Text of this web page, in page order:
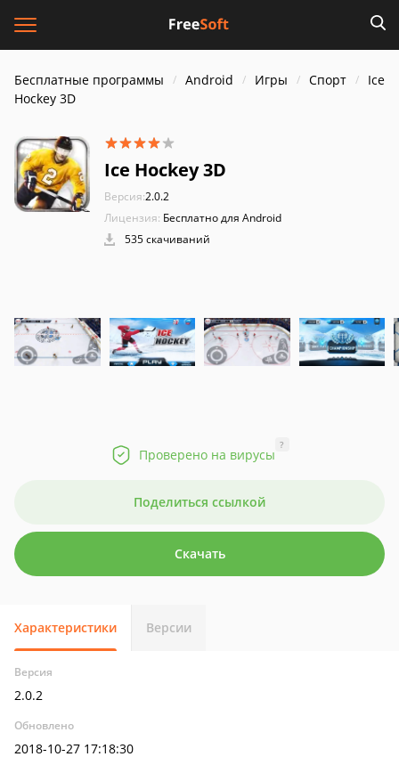
Бесплатные программы Android Игры Спорт
Ice
Hockey 3D
Ice Hockey 3D
Версия:2.0.2
Лицензия: Бесплатно для Android
535 скачиваний
Проверено на вирусы
?
Поделиться ссылкой
Скачать
Характеристики Версии
Версия
2.0.2
Обновлено
2018-10-27 17:18:30